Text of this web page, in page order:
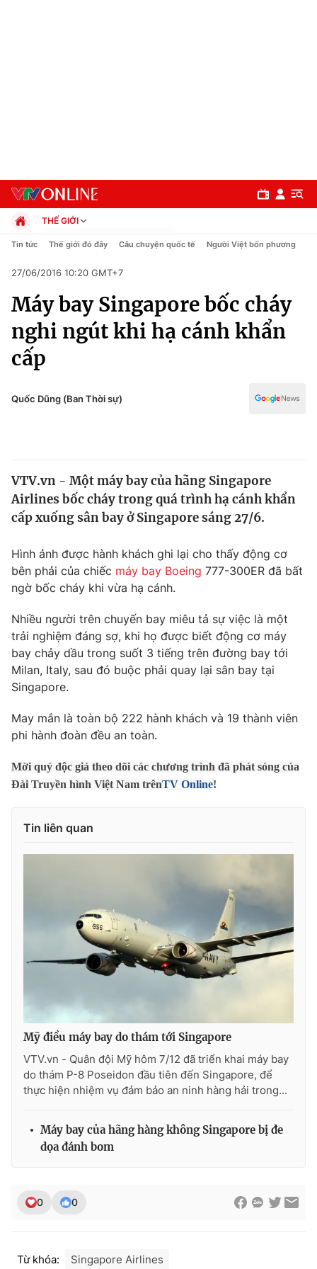
Chuyên mục
Chính trị
Xã hội
Pháp luật
Thế giới
Tin tức
Câu chuyện quốc tế
Kinh tế
Tài chính
Thị trường
Góc doanh nghiệp
Dữ liệu và đời sống
Phim VTV
Hậu trường
Nhân vật
Khán giả
Giải trí
Điện ảnh
Sao
Đời sống
Du lịch
Chất lượng cuộc sống
Giáo dục
Tuyển sinh
Học trực tuyến
Công nghệ
Sản phẩm
Lịch phát sóng
Chuyên mục khác
Emagazine Podcast
Infographic
VTV Money VTV Thể thao
VTV Sức khoẻ Bất động sản
Thị trường 24h Tấm lòng Việt
Liên hệ tòa soạn English
THẾ GIỚI
Chính trị
Pháp luật
Kinh tế
Thể thao
Truyền hình
Công nghệ
Tin tức Thế giới đó đây Câu chuyện quốc tế Người Việt bốn phương
27/06/2016 10:20 GMT+7
Máy bay Singapore bốc cháy
nghi ngút khi hạ cánh khẩn
cấp
Quốc Dũng (Ban Thời sự)
VTV.vn - Một máy bay của hãng Singapore
Airlines bốc cháy trong quá trình hạ cánh khẩn
cấp xuống sân bay ở Singapore sáng 27/6.
Hình ảnh được hành khách ghi lại cho thấy động cơ
bên phải của chiếc máy bay Boeing 777-300ER đã bất
ngờ bốc cháy khi vừa hạ cánh.
Nhiều người trên chuyến bay miêu tả sự việc là một
trải nghiệm đáng sợ, khi họ được biết động cơ máy
bay chảy dầu trong suốt 3 tiếng trên đường bay tới
Milan, Italy, sau đó buộc phải quay lại sân bay tại
Singapore.
May mắn là toàn bộ 222 hành khách và 19 thành viên
phi hành đoàn đều an toàn.
Mời quý độc giả theo dõi các chương trình đã phát sóng của
Đài Truyền hình Việt Nam trênTV Online!
Tin liên quan
Mỹ điều máy bay do thám tới Singapore
VTV.vn - Quân đội Mỹ hôm 7/12 đã triển khai máy bay
do thám P-8 Poseidon đầu tiên đến Singapore, để
thực hiện nhiệm vụ đảm bảo an ninh hàng hải trong...
Máy bay của hãng hàng không Singapore bị đe
dọa đánh bom
0 0
Từ khóa: Singapore Airlines